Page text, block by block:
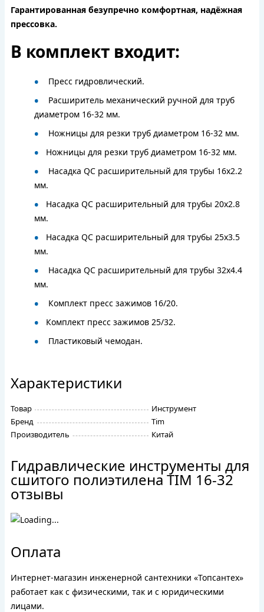
Гарантированная безупречно комфортная, надёжная
прессовка.
В комплект входит:
Пресс гидровлический.
Расширитель механический ручной для труб
диаметром 16-32 мм.
Ножницы для резки труб диаметром 16-32 мм.
Ножницы для резки труб диаметром 16-32 мм.
Насадка QC расширительный для трубы 16х2.2
мм.
Насадка QC расширительный для трубы 20х2.8
мм.
Насадка QC расширительный для трубы 25х3.5
мм.
Насадка QC расширительный для трубы 32х4.4
мм.
Комплект пресс зажимов 16/20.
Комплект пресс зажимов 25/32.
Пластиковый чемодан.
Характеристики
Товар
Инструмент
Бренд
Tim
Производитель
Китай
Гидравлические инструменты для
сшитого полиэтилена TIM 16-32
отзывы
Оплата
Интернет-магазин инженерной сантехники «Топсантех»
работает как с физическими, так и с юридическими
лицами.